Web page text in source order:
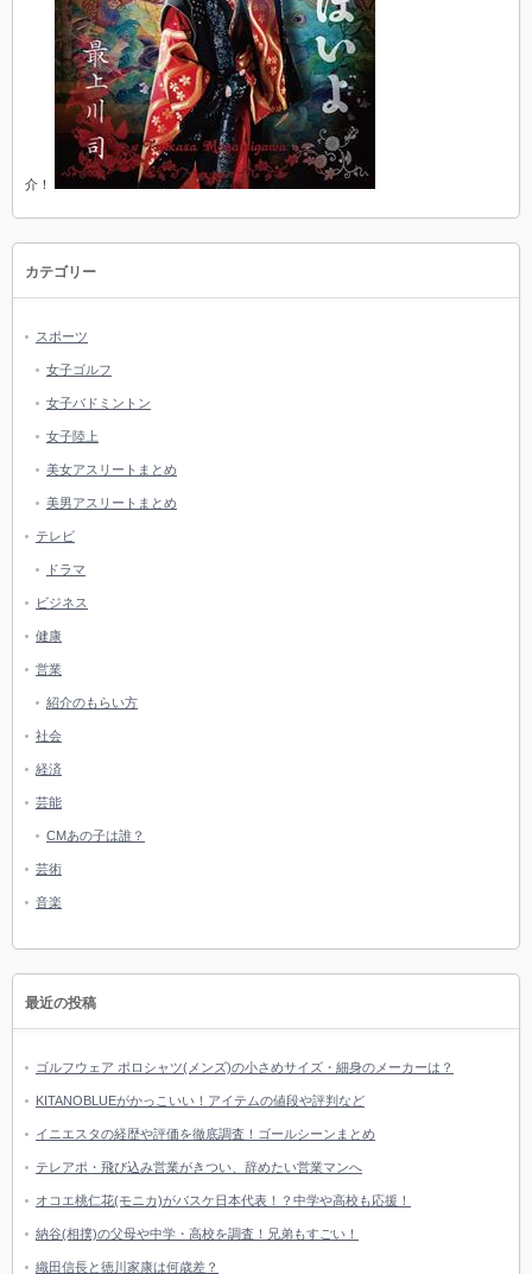
介！
カテゴリー
スポーツ
女子ゴルフ
女子バドミントン
女子陸上
美女アスリートまとめ
美男アスリートまとめ
テレビ
ドラマ
ビジネス
健康
営業
紹介のもらい方
社会
経済
芸能
CMあの子は誰？
芸術
音楽
最近の投稿
ゴルフウェア ポロシャツ(メンズ)の小さめサイズ・細身のメーカーは？
KITANOBLUEがかっこいい！アイテムの値段や評判など
イニエスタの経歴や評価を徹底調査！ゴールシーンまとめ
テレアポ・飛び込み営業がきつい、辞めたい営業マンへ
オコエ桃仁花(モニカ)がバスケ日本代表！？中学や高校も応援！
納谷(相撲)の父母や中学・高校を調査！兄弟もすごい！
織田信長と徳川家康は何歳差？